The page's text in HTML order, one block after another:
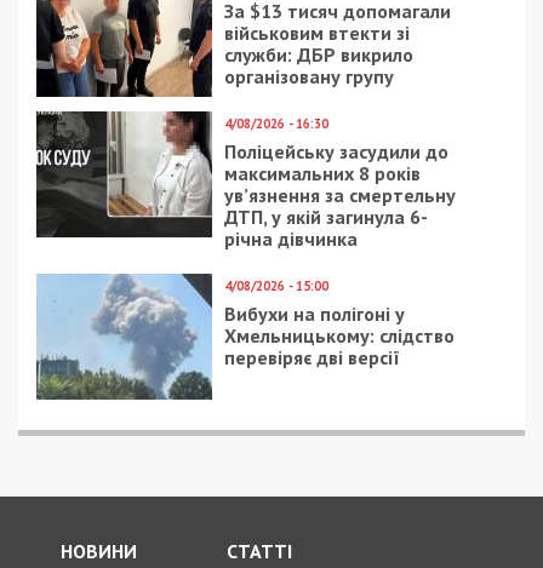
За $13 тисяч допомагали
військовим втекти зі
служби: ДБР викрило
організовану групу
4/08/2026 - 16:30
Поліцейську засудили до
максимальних 8 років
ув’язнення за смертельну
ДТП, у якій загинула 6-
річна дівчинка
4/08/2026 - 15:00
Вибухи на полігоні у
Хмельницькому: слідство
перевіряє дві версії
НОВИНИ СТАТТІ